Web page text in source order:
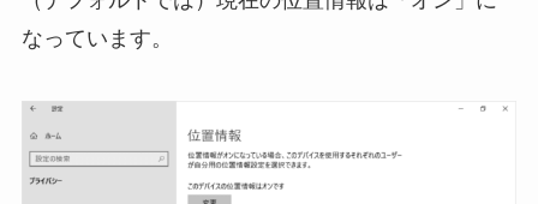
なっています。